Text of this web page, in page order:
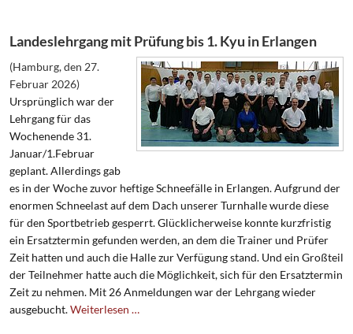
Landeslehrgang mit Prüfung bis 1. Kyu in Erlangen
(Hamburg, den 27.
Februar 2026)
Ursprünglich war der
Lehrgang für das
Wochenende 31.
Januar/1.Februar
geplant. Allerdings gab
es in der Woche zuvor heftige Schneefälle in Erlangen. Aufgrund der
enormen Schneelast auf dem Dach unserer Turnhalle wurde diese
für den Sportbetrieb gesperrt. Glücklicherweise konnte kurzfristig
ein Ersatztermin gefunden werden, an dem die Trainer und Prüfer
Zeit hatten und auch die Halle zur Verfügung stand. Und ein Großteil
der Teilnehmer hatte auch die Möglichkeit, sich für den Ersatztermin
Zeit zu nehmen. Mit 26 Anmeldungen war der Lehrgang wieder
ausgebucht.Weiterlesen …